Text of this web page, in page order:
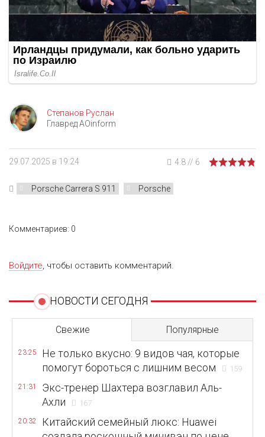
Степанов Руслан
Главред AOinform
29.07.2025 в 19:24 4.8 // 6
Porsche Carrera S 911 Porsche
Комментариев: 0
Войдите, чтобы оставить комментарий.
НОВОСТИ СЕГОДНЯ
Свежие Популярные
23:25
Не только вкусно: 9 видов чая, которые
помогут бороться с лишним весом
159
21:31
Экс-тренер Шахтера возглавил Аль-
Ахли
167
20:32
Китайский семейный люкс: Huawei